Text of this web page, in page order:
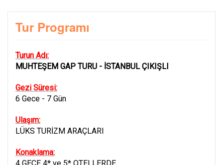
Tur Programı
Turun Adı:
MUHTEŞEM GAP TURU - İSTANBUL ÇIKIŞLI
Gezi Süresi:
6 Gece - 7 Gün
Ulaşım:
LÜKS TURİZM ARAÇLARI
Konaklama: